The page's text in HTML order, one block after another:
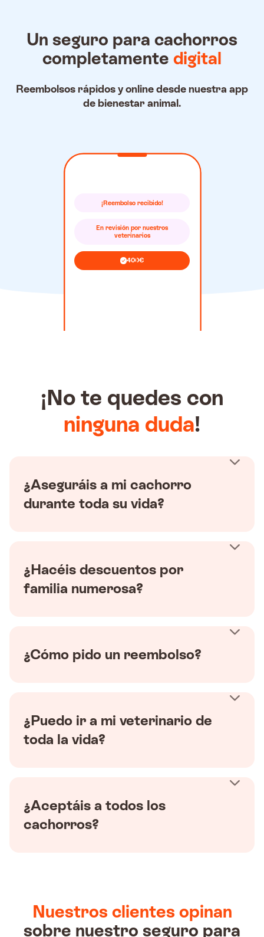
Un seguro para cachorros
completamente digital
Reembolsos rápidos y online desde nuestra app
de bienestar animal.
¡Reembolso recibido!
En revisión por nuestros
veterinarios
400€
¡No te quedes con
ninguna duda!
¿Aseguráis a mi cachorro
durante toda su vida?
¿Hacéis descuentos por
familia numerosa?
¿Cómo pido un reembolso?
¿Puedo ir a mi veterinario de
toda la vida?
¿Aceptáis a todos los
cachorros?
Nuestros clientes opinan
sobre nuestro seguro para